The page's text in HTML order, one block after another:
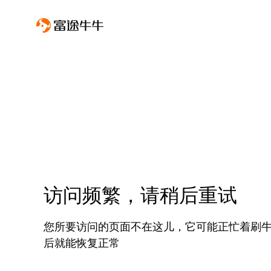
访问频繁，请稍后重试
您所要访问的页面不在这儿，它可能正忙着刷
后就能恢复正常